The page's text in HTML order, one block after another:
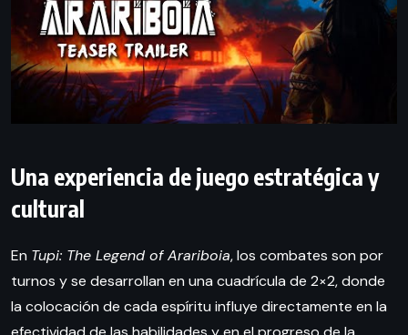
Una experiencia de juego estratégica y
cultural
En Tupi: The Legend of Arariboia, los combates son por
turnos y se desarrollan en una cuadrícula de 2×2, donde
la colocación de cada espíritu influye directamente en la